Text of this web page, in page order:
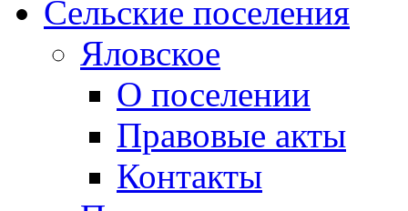
Сельские поселения
Яловское
О поселении
Правовые акты
Контакты